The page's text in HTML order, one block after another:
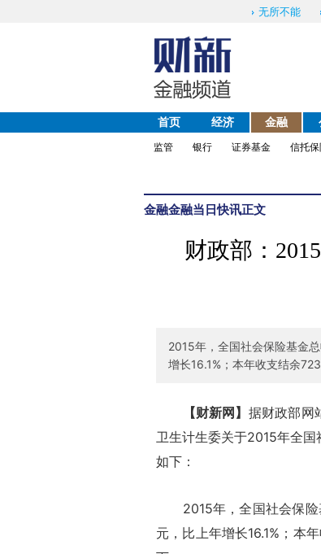
无所不能
首页 经济 金融
监管
银行 证券基金 信托
金融金融当日快讯正文
财政部：
2015年，全国社会保险基金
增长16.1%；本年收支结余
【财新网】 据财政部网
卫生计生委关于2015年全
如下：
2015年，全国社会保险
元，比上年增长16.1%；本